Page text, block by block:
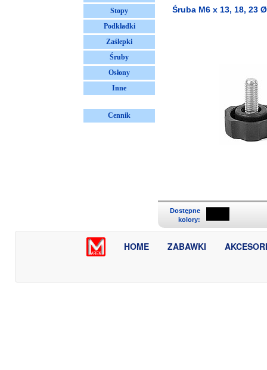
Stopy
Podkładki
Zaślepki
Śruby
Osłony
Inne
Cennik
Śruba M6 x 13, 18, 23
Dostępne
kolory:
HOME ZABAWKI